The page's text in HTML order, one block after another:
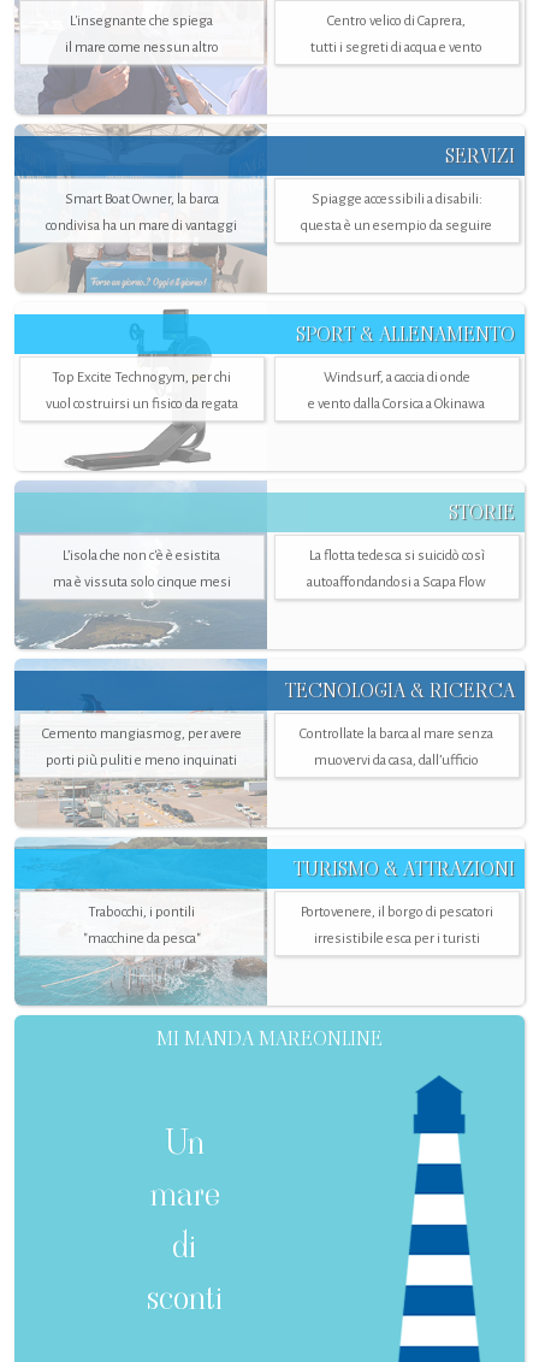
L'insegnante che spiega
il mare come nessun altro
Centro velico di Caprera,
tutti i segreti di acqua e vento
SERVIZI
Smart Boat Owner, la barca
condivisa ha un mare di vantaggi
Spiagge accessibili a disabili:
questa è un esempio da seguire
SPORT & ALLENAMENTO
Top Excite Technogym, per chi
vuol costruirsi un fisico da regata
Windsurf, a caccia di onde
e vento dalla Corsica a Okinawa
STORIE
L’isola che non c'è è esistita
ma è vissuta solo cinque mesi
La flotta tedesca si suicidò così
autoaffondandosi a Scapa Flow
TECNOLOGIA & RICERCA
Cemento mangiasmog, per avere
porti più puliti e meno inquinati
Controllate la barca al mare senza
muovervi da casa, dall’ufficio
TURISMO & ATTRAZIONI
Trabocchi, i pontili
"macchine da pesca"
Portovenere, il borgo di pescatori
irresistibile esca per i turisti
MI MANDA MAREONLINE
Un
mare
di
sconti